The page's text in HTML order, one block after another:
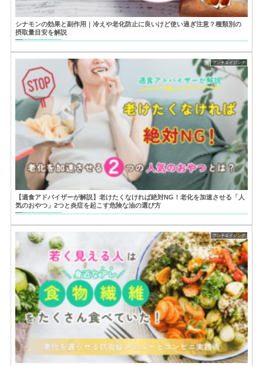
シナモンの効果と副作用｜冷えや老化防止に良いけど使い過ぎ注意？種類別の
摂取量目安を解説
アンチエイジング
【適食アドバイザーが解説】老けたくなければ絶対NG！老化を加速させる「人
気のおやつ」2つと炎症を起こす危険な油の選び方
アンチエイジング